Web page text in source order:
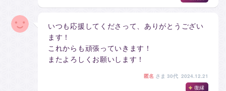
いつも応援してくださって、ありがとうござい
ます！
これからも頑張っていきます！
またよろしくお願いします！
匿名 さま 30代 2024.12.21
復縁